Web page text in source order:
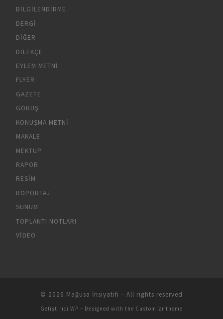
BILGILENDIRME
DERGI
DIĞER
DILEKÇE
EYLEM METNI
FLYER
GAZETE
GÖRÜŞ
KONUŞMA METNI
MAKALE
MEKTUP
RAPOR
RESIM
RÖPORTAJ
SUNUM
TOPLANTI NOTLARI
VIDEO
© 2026 Mağusa İnsiyatifi – All rights reserved
Geliştirici WP – Designed with the Customizr theme